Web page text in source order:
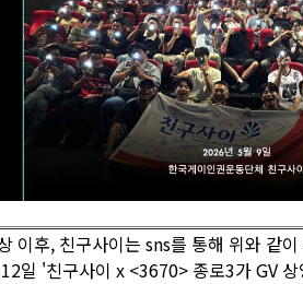
이후, 친구사이는 sns를 통해 위와 같
일 '친구사이 x <3670> 종로3가 GV